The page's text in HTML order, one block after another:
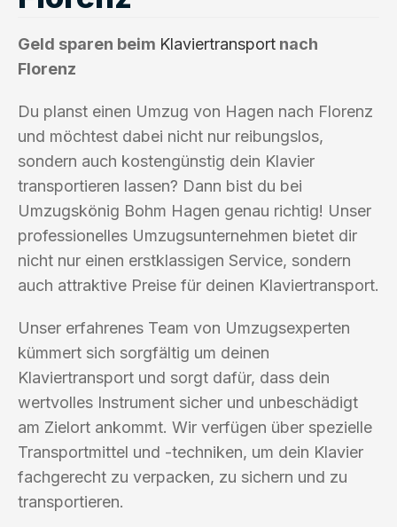
Geld sparen beim Klaviertransport nach
Florenz
Du planst einen Umzug von Hagen nach Florenz
und möchtest dabei nicht nur reibungslos,
sondern auch kostengünstig dein Klavier
transportieren lassen? Dann bist du bei
Umzugskönig Bohm Hagen genau richtig! Unser
professionelles Umzugsunternehmen bietet dir
nicht nur einen erstklassigen Service, sondern
auch attraktive Preise für deinen Klaviertransport.
Unser erfahrenes Team von Umzugsexperten
kümmert sich sorgfältig um deinen
Klaviertransport und sorgt dafür, dass dein
wertvolles Instrument sicher und unbeschädigt
am Zielort ankommt. Wir verfügen über spezielle
Transportmittel und -techniken, um dein Klavier
fachgerecht zu verpacken, zu sichern und zu
transportieren.